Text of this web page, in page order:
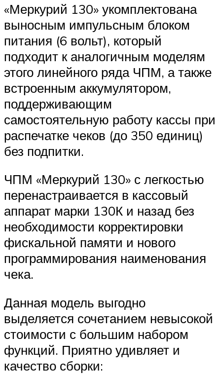
«Меркурий 130» укомплектована
выносным импульсным блоком
питания (6 вольт), который
подходит к аналогичным моделям
этого линейного ряда ЧПМ, а также
встроенным аккумулятором,
поддерживающим
самостоятельную работу кассы при
распечатке чеков (до 350 единиц)
без подпитки.
ЧПМ «Меркурий 130» с легкостью
перенастраивается в кассовый
аппарат марки 130К и назад без
необходимости корректировки
фискальной памяти и нового
программирования наименования
чека.
Данная модель выгодно
выделяется сочетанием невысокой
стоимости с большим набором
функций. Приятно удивляет и
качество сборки: